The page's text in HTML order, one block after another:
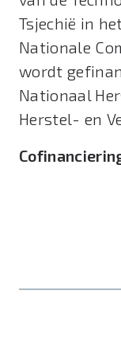
Tsjechië in
Nationale
wordt
Nationaal
Herstel- en